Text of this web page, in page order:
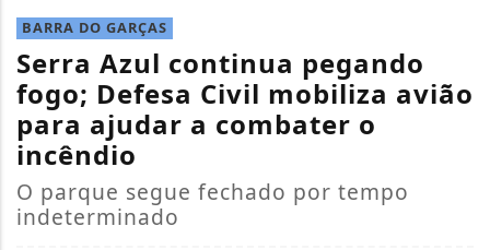
BARRA DO GARÇAS
Serra Azul continua pegando
fogo; Defesa Civil mobiliza avião
para ajudar a combater o
incêndio
O parque segue fechado por tempo
indeterminado